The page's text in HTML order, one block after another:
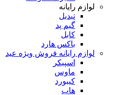
لوازم رایانه
تبدیل
گیم پد
کابل
باکس هارد
لوازم رایانه فروش ویژه عید
اسپیکر
ماوس
کیبورد
هاب